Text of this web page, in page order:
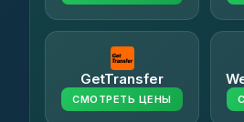
GetTransfer
СМОТРЕТЬ ЦЕНЫ